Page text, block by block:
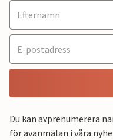
Du kan avprenumerera
för avanmälan i våra